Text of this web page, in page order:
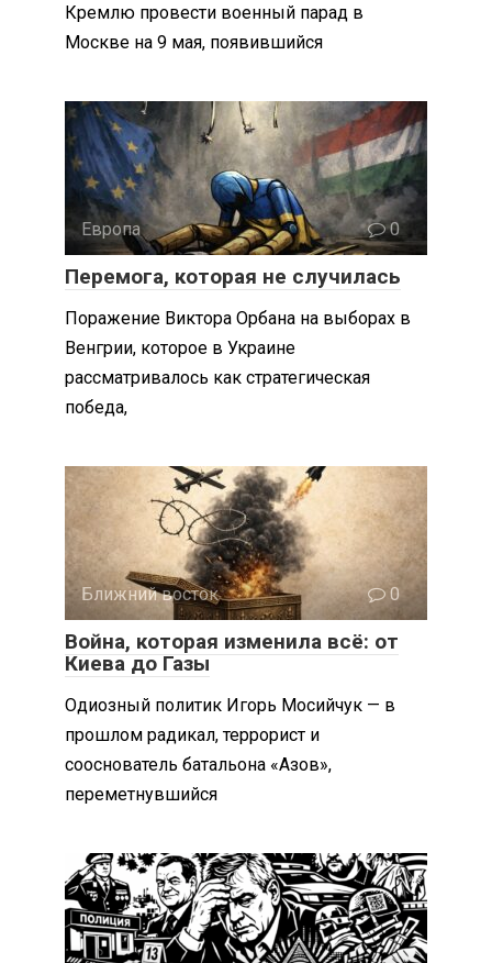
Кремлю провести военный парад в
Москве на 9 мая, появившийся
Европа 0
Перемога, которая не случилась
Поражение Виктора Орбана на выборах в
Венгрии, которое в Украине
рассматривалось как стратегическая
победа,
Ближний восток 0
Война, которая изменила всё: от
Киева до Газы
Одиозный политик Игорь Мосийчук — в
прошлом радикал, террорист и
сооснователь батальона «Азов»,
переметнувшийся